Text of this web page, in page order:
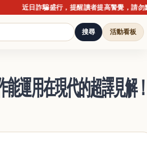
日詐騙盛行，提醒讀者提高警覺，請勿點擊不
搜尋 活動看板
能運用在現代的超譯見解